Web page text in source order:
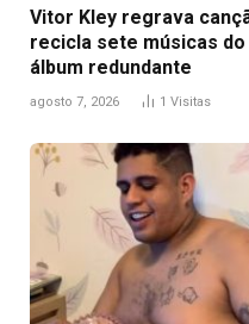
Vitor Kley regrava
recicla sete músicas
álbum redundante
agosto 7, 2026 1 Visitas